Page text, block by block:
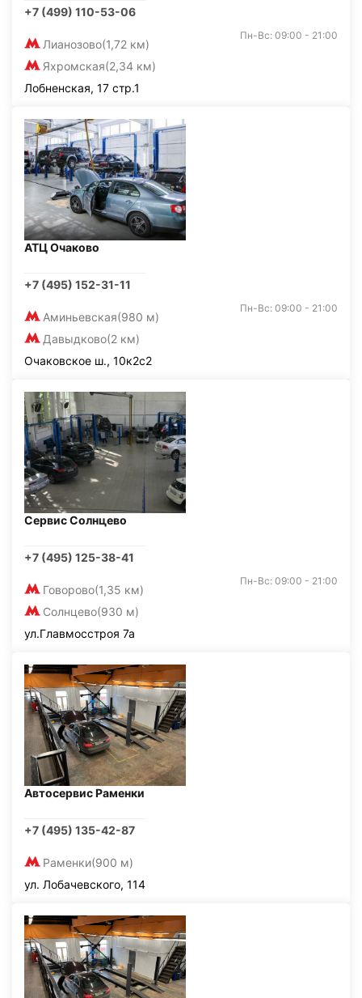
+7 (499) 110-53-06
Лианозово(1,72 км)
Яхромская(2,34 км)
Пн-Вс: 09:00 - 21:00
Лобненская, 17 стр.1
АТЦ Очаково
+7 (495) 152-31-11
Аминьевская(980 м)
Давыдково(2 км)
Пн-Вс: 09:00 - 21:00
Очаковское ш., 10к2с2
Сервис Солнцево
+7 (495) 125-38-41
Говорово(1,35 км)
Солнцево(930 м)
Пн-Вс: 09:00 - 21:00
ул.Главмосстроя 7а
Автосервис Раменки
+7 (495) 135-42-87
Раменки(900 м)
ул. Лобачевского, 114